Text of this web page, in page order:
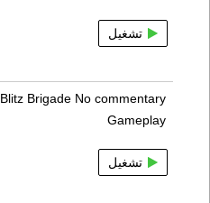
تشغيل
Blitz Brigade No commentary
Gameplay
تشغيل